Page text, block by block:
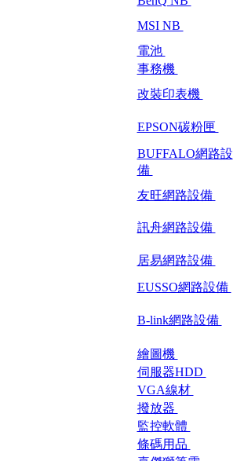
MSI NB
電池
事務機
改裝印表機
EPSON碳粉匣
BUFFALO網路設
備
友旺網路設備
訊舟網路設備
居易網路設備
EUSSO網路設備
B-link網路設備
繪圖機
伺服器HDD
VGA線材
撥放器
監控軟體
條碼用品